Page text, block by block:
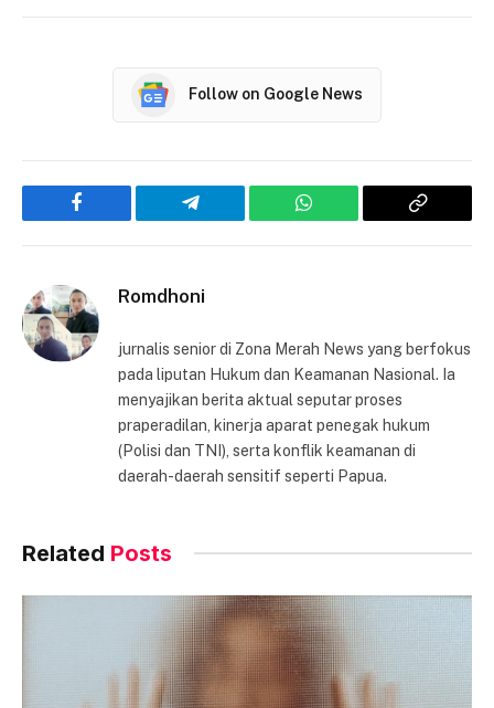
Follow on Google News
Facebook Telegram WhatsApp
Copy
Romdhoni
jurnalis senior di Zona Merah News yang berfokus
pada liputan Hukum dan Keamanan Nasional. Ia
menyajikan berita aktual seputar proses
praperadilan, kinerja aparat penegak hukum
(Polisi dan TNI), serta konflik keamanan di
daerah-daerah sensitif seperti Papua.
Related Posts